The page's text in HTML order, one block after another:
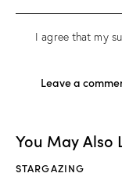
I agree that my
You May Also
STARGAZING